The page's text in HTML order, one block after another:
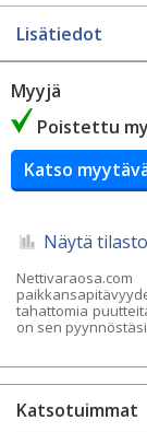
Lisätiedot
Myyjä
Poistettu
Katso
Näytä
tahattomia
on sen
Katsotuimmat